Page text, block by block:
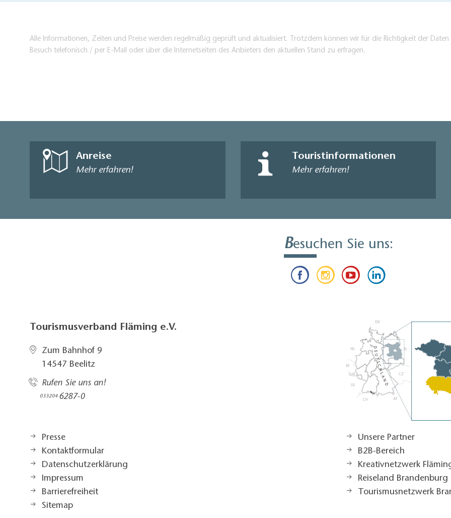
Alle Informationen, Zeiten und Preise werden regelmäßig geprüft und aktualisiert. Trotzdem können wir für die Richtigkeit der
Besuch telefonisch / per E-Mail oder über die Internetseiten des Anbieters den aktuellen Stand zu erfragen.
Anreise
Mehr erfahren!
Touristinformationen
Mehr erfahren!
Besuchen Sie uns:
Tourismusverband Fläming e.V.
Zum Bahnhof 9
14547 Beelitz
Rufen Sie uns an!
033204 6287-0
Presse
Kontaktformular
Datenschutzerklärung
Impressum
Barrierefreiheit
Sitemap
Unsere Partner
B2B-Bereich
Kreativnetzwerk
Reiseland Brandenburg
Tourismusnetzwerk